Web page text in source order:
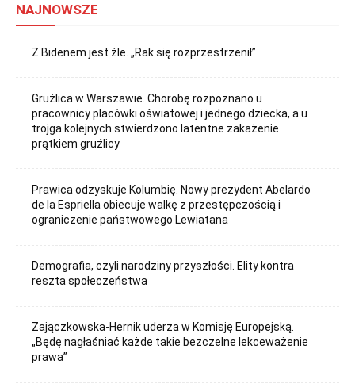
NAJNOWSZE
Z Bidenem jest źle. „Rak się rozprzestrzenił”
Gruźlica w Warszawie. Chorobę rozpoznano u
pracownicy placówki oświatowej i jednego dziecka, a u
trojga kolejnych stwierdzono latentne zakażenie
prątkiem gruźlicy
Prawica odzyskuje Kolumbię. Nowy prezydent Abelardo
de la Espriella obiecuje walkę z przestępczością i
ograniczenie państwowego Lewiatana
Demografia, czyli narodziny przyszłości. Elity kontra
reszta społeczeństwa
Zajączkowska-Hernik uderza w Komisję Europejską.
„Będę nagłaśniać każde takie bezczelne lekceważenie
prawa”